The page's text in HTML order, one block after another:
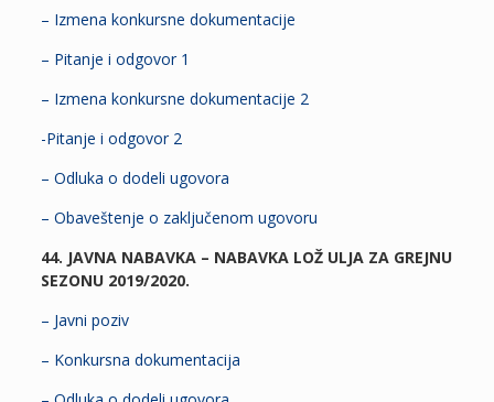
– Izmena konkursne dokumentacije
– Pitanje i odgovor 1
– Izmena konkursne dokumentacije 2
-Pitanje i odgovor 2
– Odluka o dodeli ugovora
– Obaveštenje o zaključenom ugovoru
44. JAVNA NABAVKA – NABAVKA LOŽ ULJA ZA GREJNU
SEZONU 2019/2020.
– Javni poziv
– Konkursna dokumentacija